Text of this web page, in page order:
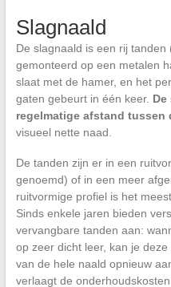
Slagnaald
De slagnaald is een rij
gemonteerd op een metalen
slaat met de hamer, en het
gaten gebeurt in één keer. De
regelmatige afstand tussen
visueel nette naad.
De tanden zijn er in een
genoemd) of in een meer
ruitvormige profiel is het
Sinds enkele jaren bieden
vervangbare tanden aan:
op zeer dicht leer, kan je
van de hele naald opnieuw
verlaagt de